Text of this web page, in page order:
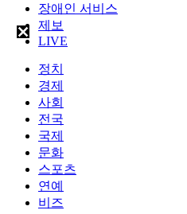
장애인 서비스
제보
LIVE
정치
경제
사회
전국
국제
문화
스포츠
연예
비즈